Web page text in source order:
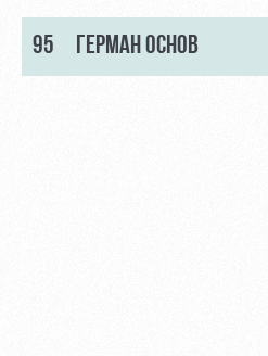
95 ГЕРМАН ОСНОВ